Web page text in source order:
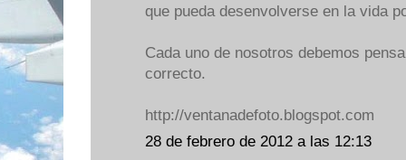
que pueda desenvolverse en la vida
Cada uno de nosotros debemos
correcto.
http://ventanadefoto.blogspot.com
28 de febrero de 2012 a las 12:13